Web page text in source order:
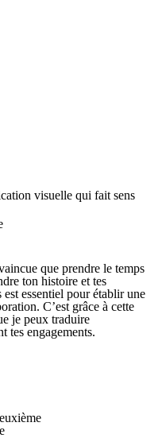
visuelle qui fait sens
que prendre le temps
ton histoire et tes
essentiel pour établir une
C’est grâce à cette
je peux traduire
tes engagements.